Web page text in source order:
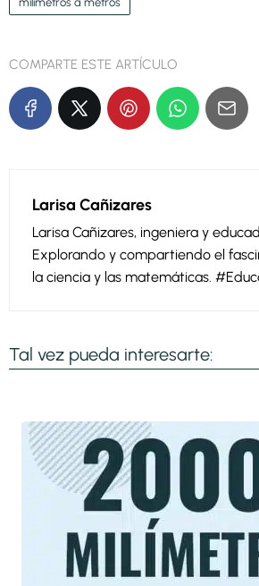
COMPARTE ESTE ARTÍCULO
Larisa Cañizares
Larisa Cañizares, ingeniera y
Explorando y compartiendo el
la ciencia y las matemáticas.
Tal vez pueda interesarte: